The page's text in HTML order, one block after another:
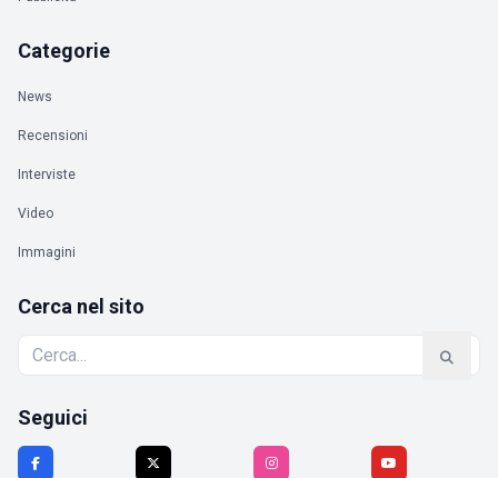
Categorie
News
Recensioni
Interviste
Video
Immagini
Cerca nel sito
Seguici